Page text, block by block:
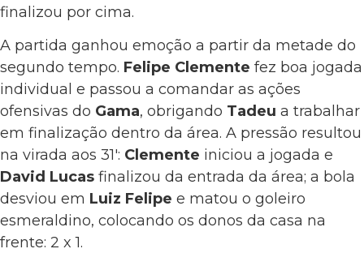
finalizou por cima.
A partida ganhou emoção a partir da metade do
segundo tempo. Felipe Clemente fez boa jogada
individual e passou a comandar as ações
ofensivas do Gama, obrigando Tadeu a trabalhar
em finalização dentro da área. A pressão resultou
na virada aos 31′: Clemente iniciou a jogada e
David Lucas finalizou da entrada da área; a bola
desviou em Luiz Felipe e matou o goleiro
esmeraldino, colocando os donos da casa na
frente: 2 x 1.